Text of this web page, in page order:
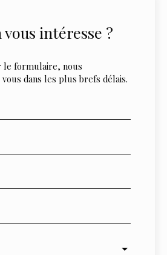
vous intéresse ?
formulaire, nous
dans les plus brefs délais.